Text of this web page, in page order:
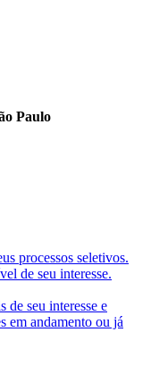
Paulo
processos seletivos.
de seu interesse.
de seu interesse e
em andamento ou já